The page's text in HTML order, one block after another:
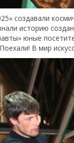
создавали
историю
юные
В мир